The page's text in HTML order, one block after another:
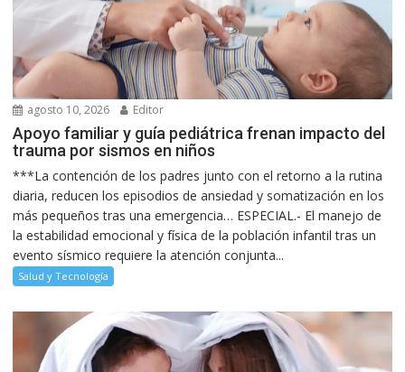
agosto 10, 2026 Editor
Apoyo familiar y guía pediátrica frenan impacto del
trauma por sismos en niños
***La contención de los padres junto con el retorno a la rutina
diaria, reducen los episodios de ansiedad y somatización en los
más pequeños tras una emergencia… ESPECIAL.- El manejo de
la estabilidad emocional y física de la población infantil tras un
evento sísmico requiere la atención conjunta...
Salud y Tecnología